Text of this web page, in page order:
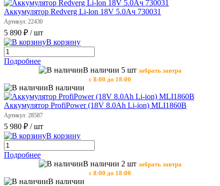
Аккумулятор Redverg Li-lon 18V 5.0Ач 730031
Артикул: 22430
5 890 ₽ / шт
В корзину
Подробнее
В наличии 5 шт забрать завтра
с 8:00 до 18:00
В наличии
Аккумулятор ProfiPower (18V 8.0Ah Li-ion) MLI1860B
Артикул: 28587
5 980 ₽ / шт
В корзину
Подробнее
В наличии 2 шт забрать завтра
с 8:00 до 18:00
В наличии